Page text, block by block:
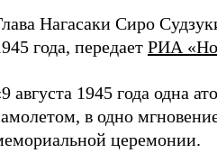
Нагасаки Сиро
года, передает РИА
августа 1945 года одна
в одно
церемонии.